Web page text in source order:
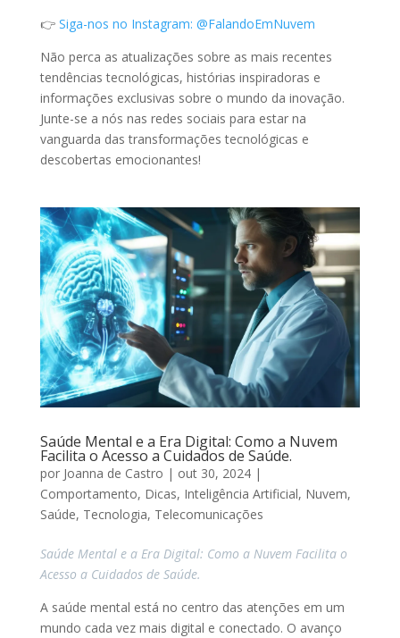
👉 Siga-nos no Instagram: @FalandoEmNuvem
Não perca as atualizações sobre as mais recentes
tendências tecnológicas, histórias inspiradoras e
informações exclusivas sobre o mundo da inovação.
Junte-se a nós nas redes sociais para estar na
vanguarda das transformações tecnológicas e
descobertas emocionantes!
Saúde Mental e a Era Digital: Como a Nuvem
Facilita o Acesso a Cuidados de Saúde.
por Joanna de Castro | out 30, 2024|
Comportamento, Dicas, Inteligência Artificial, Nuvem,
Saúde, Tecnologia, Telecomunicações
Saúde Mental e a Era Digital: Como a Nuvem Facilita o
Acesso a Cuidados de Saúde.
A saúde mental está no centro das atenções em um
mundo cada vez mais digital e conectado. O avanço